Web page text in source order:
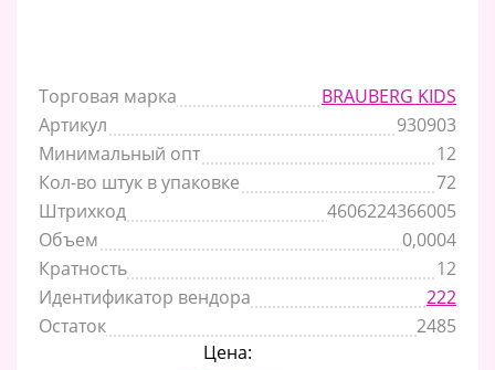
Торговая марка
BRAUBERG KIDS
Артикул
930903
Минимальный опт
12
Кол-во штук в упаковке
72
Штрихкод
4606224366005
Объем
0,0004
Кратность
12
Идентификатор вендора
222
Остаток
2485
Цена: